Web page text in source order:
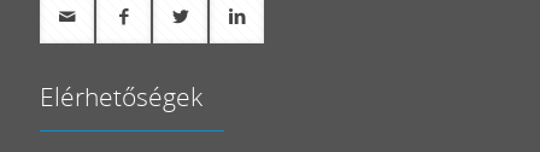
Elérhetőségek